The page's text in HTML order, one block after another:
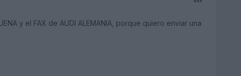
y el FAX de AUDI ALEMANIA, porque quiero enviar una